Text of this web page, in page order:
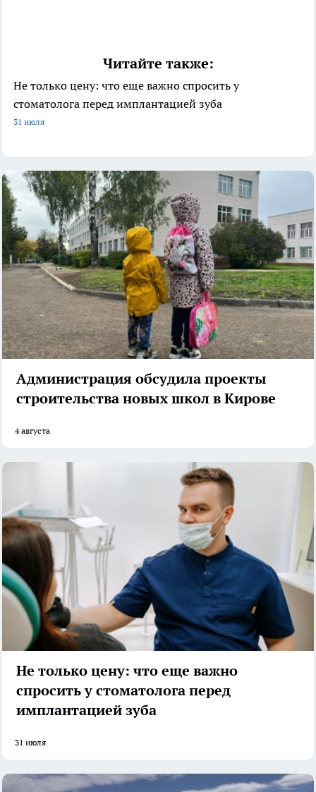
Читайте также:
Не только цену: что еще важно спросить у
стоматолога перед имплантацией зуба
31 июля
Администрация обсудила проекты
строительства новых школ в Кирове
4 августа
Не только цену: что еще важно
спросить у стоматолога перед
имплантацией зуба
31 июля